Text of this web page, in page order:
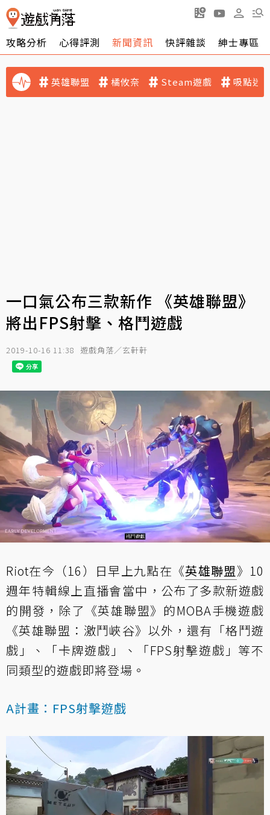
攻略分析 心得評測 新聞資訊 快評雜談 紳士專區
英雄聯盟 橘攸奈 Steam遊戲 吸點迷
一口氣公布三款新作 《英雄聯盟》
將出FPS射擊、格鬥遊戲
2019-10-16 11:38 遊戲角落／玄軒軒
Riot在今（16）日早上九點在《英雄聯盟》10
週年特輯線上直播會當中，公布了多款新遊戲
的開發，除了《英雄聯盟》的MOBA手機遊戲
《英雄聯盟：激鬥峽谷》以外，還有「格鬥遊
戲」、「卡牌遊戲 」、「FPS射擊遊戲」等不
同類型的遊戲即將登場。
A計畫：FPS射擊遊戲